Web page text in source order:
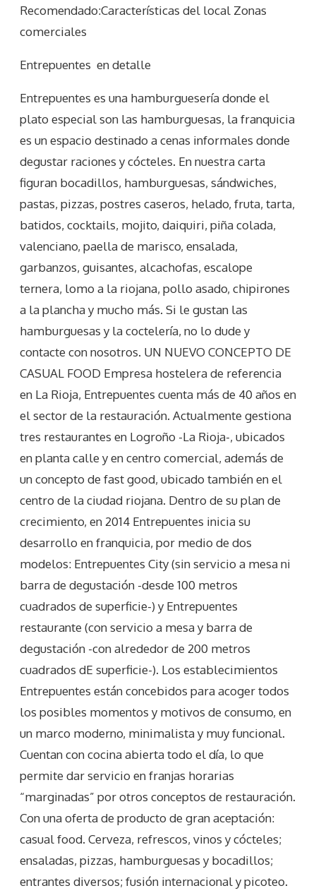
Recomendado:Características del local Zonas
comerciales
Entrepuentes en detalle
Entrepuentes es una hamburguesería donde el
plato especial son las hamburguesas, la franquicia
es un espacio destinado a cenas informales donde
degustar raciones y cócteles. En nuestra carta
figuran bocadillos, hamburguesas, sándwiches,
pastas, pizzas, postres caseros, helado, fruta, tarta,
batidos, cocktails, mojito, daiquiri, piña colada,
valenciano, paella de marisco, ensalada,
garbanzos, guisantes, alcachofas, escalope
ternera, lomo a la riojana, pollo asado, chipirones
a la plancha y mucho más. Si le gustan las
hamburguesas y la coctelería, no lo dude y
contacte con nosotros. UN NUEVO CONCEPTO DE
CASUAL FOOD Empresa hostelera de referencia
en La Rioja, Entrepuentes cuenta más de 40 años en
el sector de la restauración. Actualmente gestiona
tres restaurantes en Logroño -La Rioja-, ubicados
en planta calle y en centro comercial, además de
un concepto de fast good, ubicado también en el
centro de la ciudad riojana. Dentro de su plan de
crecimiento, en 2014 Entrepuentes inicia su
desarrollo en franquicia, por medio de dos
modelos: Entrepuentes City (sin servicio a mesa ni
barra de degustación -desde 100 metros
cuadrados de superficie-) y Entrepuentes
restaurante (con servicio a mesa y barra de
degustación -con alrededor de 200 metros
cuadrados dE superficie-). Los establecimientos
Entrepuentes están concebidos para acoger todos
los posibles momentos y motivos de consumo, en
un marco moderno, minimalista y muy funcional.
Cuentan con cocina abierta todo el día, lo que
permite dar servicio en franjas horarias
“marginadas” por otros conceptos de restauración.
Con una oferta de producto de gran aceptación:
casual food. Cerveza, refrescos, vinos y cócteles;
ensaladas, pizzas, hamburguesas y bocadillos;
entrantes diversos; fusión internacional y picoteo.